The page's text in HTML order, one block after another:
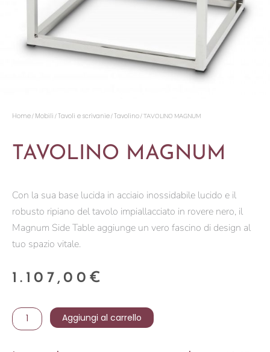
Home/ Mobili /Tavoli e scrivanie/Tavolino/ TAVOLINO MAGNUM
TAVOLINO MAGNUM
Con la sua base lucida in acciaio inossidabile lucido e il
robusto ripiano del tavolo impiallacciato in rovere nero, il
Magnum Side Table aggiunge un vero fascino di design al
tuo spazio vitale.
1.107,00 €
TAVOLINO
MAGNUM
Aggiungi al carrello